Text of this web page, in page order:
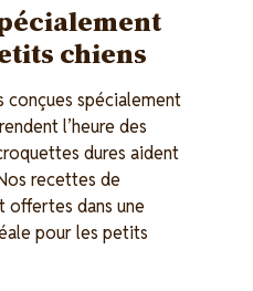
chiens
spécialement
l’heure des
dures aident
recettes de
offertes dans une
pour les petits